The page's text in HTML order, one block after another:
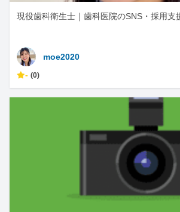
現役歯科衛生士｜歯科医院のSNS・採用支
moe2020
- (0)